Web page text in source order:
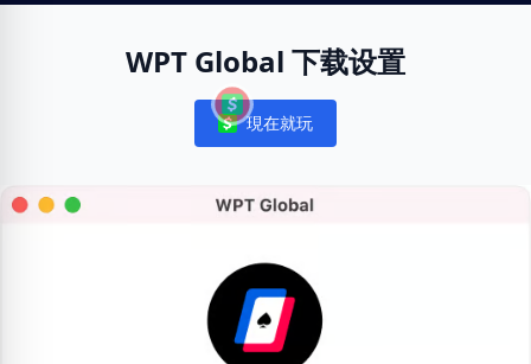
WPT Global 下载设置
Notifications
現在就玩